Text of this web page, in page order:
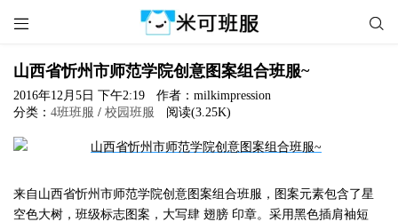
 
山西省忻州市师范学院创意图案组合班服~
2016年12月5日 下午2:19
作者：milkimpression
分类： 4班班服 / 校园班服 阅读(3.25K)
来自山西省忻州市师范学院创意图案组合班服，图案元素包含了星
空色大树，班级标志图案，大写肆 翅膀 印章。采用黑色插肩袖短